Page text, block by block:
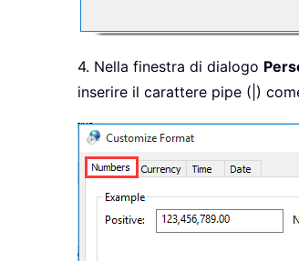
4. Nella finestra di dialogo
inserire il carattere pipe (|)